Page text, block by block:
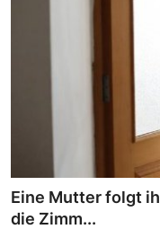
Eine Mutter folgt
die Zimm...